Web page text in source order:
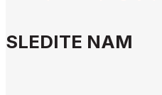
SLEDITE NAM